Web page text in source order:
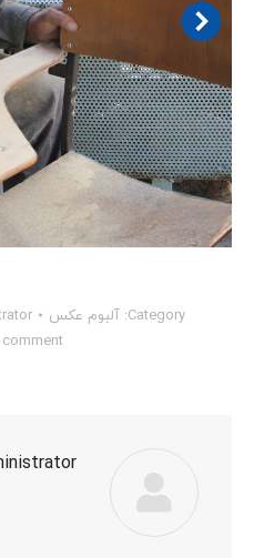
Category: آلبوم عکس